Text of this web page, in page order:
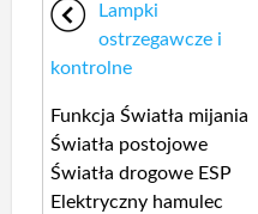
Lampki
ostrzegawcze i
kontrolne
Funkcja Światła mijania
Światła postojowe
Światła drogowe ESP
Elektryczny hamulec